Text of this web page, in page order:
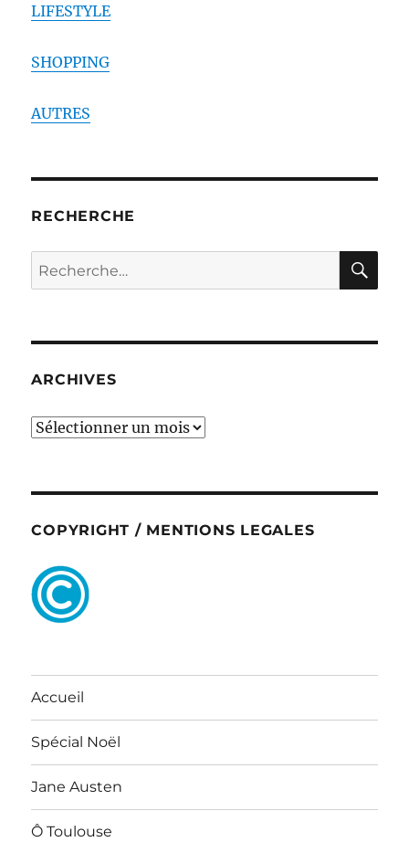
LIFESTYLE
SHOPPING
AUTRES
RECHERCHE
Recherche
pour :
ARCHIVES
ARCHIVES
COPYRIGHT / MENTIONS LEGALES
Accueil
Spécial Noël
Jane Austen
Ô Toulouse